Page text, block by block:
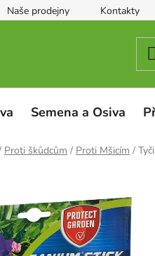
Naše prodejny Kontakty
Semena a Osiva
Proti škůdcům / Proti Mšicím /